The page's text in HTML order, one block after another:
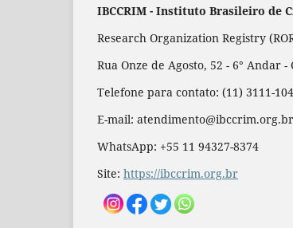
IBCCRIM - Instituto Brasileiro de
Research Organization Registry
Rua Onze de Agosto, 52 - 6° Andar -
Telefone para contato: (11) 3111-
E-mail: atendimento@ibccrim.org.br
WhatsApp: +55 11 94327-8374
Site: https://ibccrim.org.br